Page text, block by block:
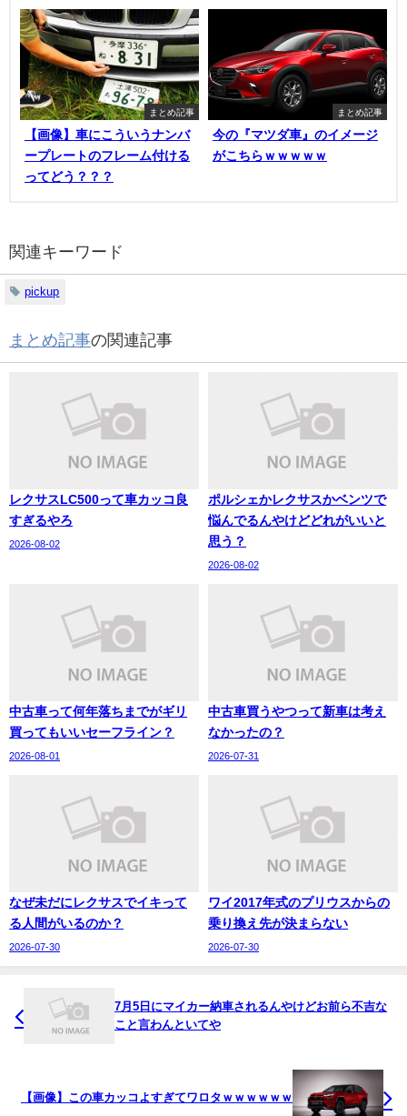
まとめ記事
【画像】車にこういうナンバ
ープレートのフレーム付ける
ってどう？？？
まとめ記事
今の『マツダ車』のイメージ
がこちらｗｗｗｗｗ
関連キーワード
pickup
まとめ記事の関連記事
レクサスLC500って車カッコ良
すぎるやろ
2026-08-02
ポルシェかレクサスかベンツで
悩んでるんやけどどれがいいと
思う？
2026-08-02
中古車って何年落ちまでがギリ
買ってもいいセーフライン？
2026-08-01
中古車買うやつって新車は考え
なかったの？
2026-07-31
なぜ未だにレクサスでイキって
る人間がいるのか？
2026-07-30
ワイ2017年式のプリウスからの
乗り換え先が決まらない
2026-07-30
7月5日にマイカー納車されるんやけどお前ら不吉な
こと言わんといてや
【画像】この車カッコよすぎてワロタｗｗｗｗｗｗ